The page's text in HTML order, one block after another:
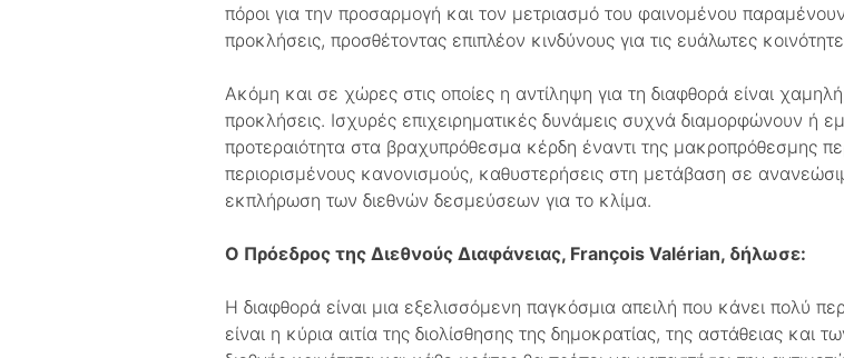
πόροι για την προσαρμογή και τον μετριασμό του φαινομένου
προκλήσεις, προσθέτοντας επιπλέον κινδύνους για τις ευάλωτες
Ακόμη και σε χώρες στις οποίες η αντίληψη για τη διαφθορά είναι
προκλήσεις. Ισχυρές επιχειρηματικές δυνάμεις συχνά διαμορφώνουν ή
προτεραιότητα στα βραχυπρόθεσμα κέρδη έναντι της μακροπρόθεσμης
περιορισμένους κανονισμούς, καθυστερήσεις στη μετάβαση σε
εκπλήρωση των διεθνών δεσμεύσεων για το κλίμα.
Ο Πρόεδρος της Διεθνούς Διαφάνειας, François Valérian, δήλωσε:
Η διαφθορά είναι μια εξελισσόμενη παγκόσμια απειλή που κάνει πολύ
είναι η κύρια αιτία της διολίσθησης της δημοκρατίας, της αστάθειας